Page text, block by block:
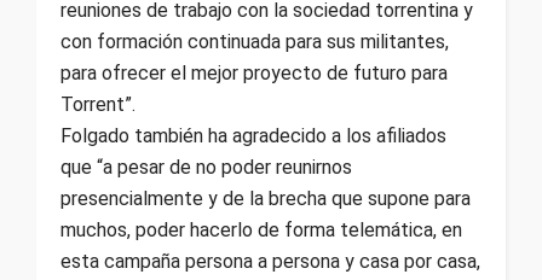
reuniones de trabajo con la sociedad torrentina y
con formación continuada para sus militantes,
para ofrecer el mejor proyecto de futuro para
Torrent”.
Folgado también ha agradecido a los afiliados
que “a pesar de no poder reunirnos
presencialmente y de la brecha que supone para
muchos, poder hacerlo de forma telemática, en
esta campaña persona a persona y casa por casa,